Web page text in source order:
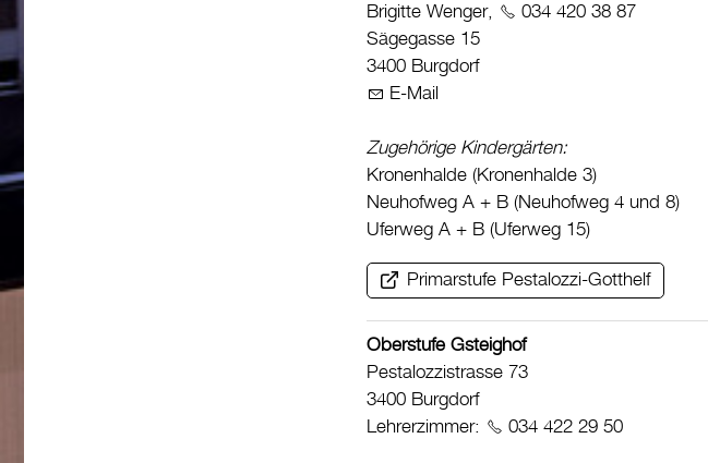
Brigitte Wenger,
034 420 38 87
Sägegasse 15
3400 Burgdorf
E-Mail
Zugehörige Kindergärten:
Kronenhalde (Kronenhalde 3)
Neuhofweg A + B (Neuhofweg 4 und 8)
Uferweg A + B (Uferweg 15)
Primarstufe Pestalozzi-Gotthelf
Oberstufe Gsteighof
Pestalozzistrasse 73
3400 Burgdorf
Lehrerzimmer:
034 422 29 50